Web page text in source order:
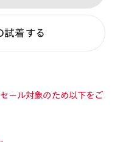
試着する
ール対象のため以下をご